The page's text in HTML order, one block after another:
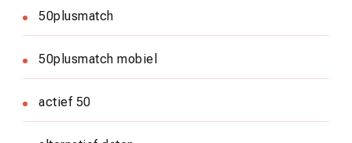
50plusmatch
50plusmatch mobiel
actief 50